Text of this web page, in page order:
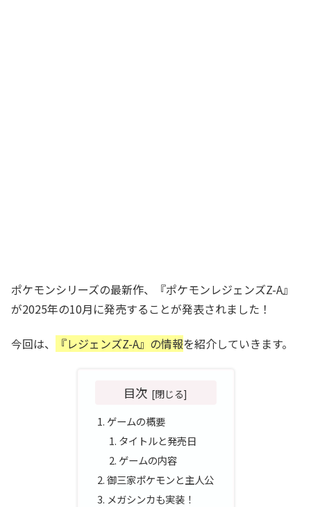
ポケモンシリーズの最新作、『ポケモンレジェンズZ-A』
が2025年の10月に発売することが発表されました！
今回は、 『レジェンズZ-A』の情報を紹介していきます。
目次
ゲームの概要
タイトルと発売日
ゲームの内容
御三家ポケモンと主人公
メガシンカも実装！